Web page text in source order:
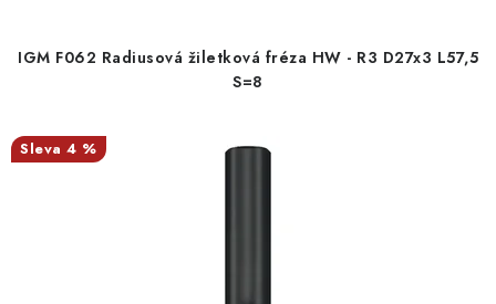
r
u
k
p
d
u
IGM F062 Radiusová žiletková fréza HW - R3 D27x3 L57,5
S=8
4 %